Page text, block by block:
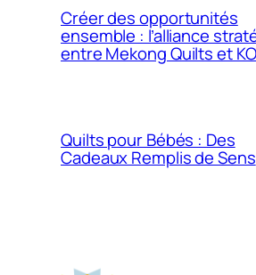
Créer des opportunités
ensemble : l’alliance
entre Mekong Quilts et
Quilts pour Bébés : Des
Cadeaux Remplis de Sens